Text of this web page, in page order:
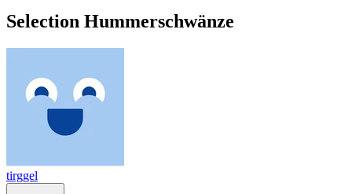
Selection Hummerschwänze
tirggel